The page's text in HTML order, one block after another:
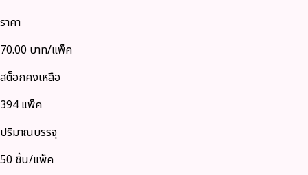
ราคา
70.00 บาท/แพ็ค
สต็อกคงเหลือ
394 แพ็ค
ปริมาณบรรจุ
50 ชิ้น/แพ็ค